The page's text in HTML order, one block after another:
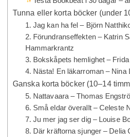
Tunna eller korta böcker (under
1. Jag kan ha fel – Björn
2. Förundranseffekten – Katrin
Hammarkrantz
3. Bokskåpets hemlighet –
4. Nästa! En läkarroman – Nina
Ganska korta böcker (10–14
5. Nattavaara – Thomas
6. Små eldar överallt – Celeste
7. Ju mer jag ser dig – Louise
8. Där kräftorna sjunger – Delia